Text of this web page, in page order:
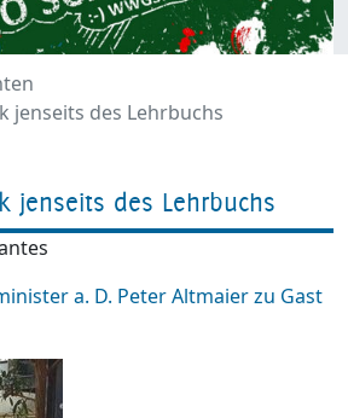
jenseits des Lehrbuchs
jenseits des Lehrbuchs
a. D. Peter Altmaier zu Gast